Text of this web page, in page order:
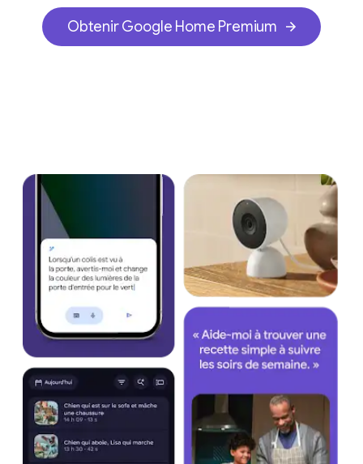
Obtenir Google Home Premium